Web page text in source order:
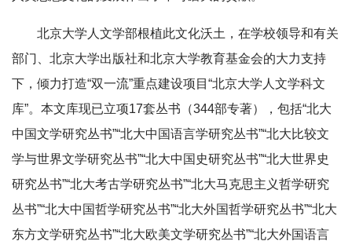
北京大学人文学部根植此文化沃土，在学校领导和有关
部门、北京大学出版社和北京大学教育基金会的大力支持
下，倾力打造“双一流”重点建设项目“北京大学人文学科文
库”。本文库现已立项17套丛书（344部专著），包括“北大
中国文学研究丛书”“北大中国语言学研究丛书”“北大比较文
学与世界文学研究丛书”“北大中国史研究丛书”“北大世界史
研究丛书”“北大考古学研究丛书”“北大马克思主义哲学研究
丛书”“北大中国哲学研究丛书”“北大外国哲学研究丛书”“北大
东方文学研究丛书”“北大欧美文学研究丛书”“北大外国语言